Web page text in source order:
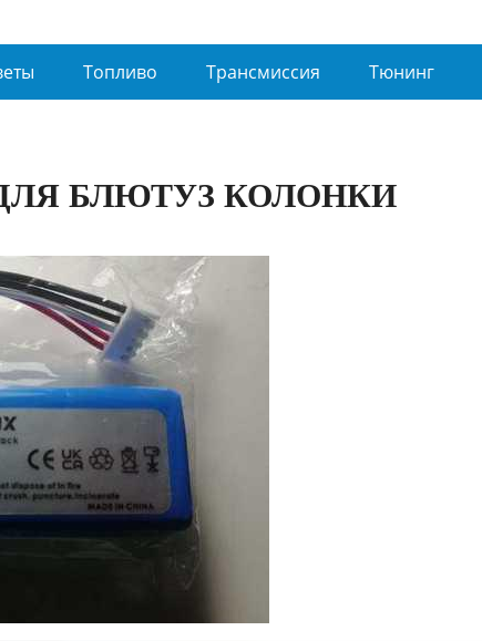
Топливо Трансмиссия Тюнинг
БЛЮТУЗ КОЛОНКИ